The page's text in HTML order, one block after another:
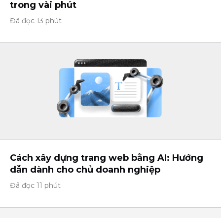
trong vài phút
Đã đọc 13 phút
Cách xây dựng trang web bằng AI: Hướng
dẫn dành cho chủ doanh nghiệp
Đã đọc 11 phút